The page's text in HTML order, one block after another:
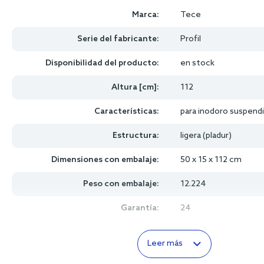
Marca: Tece
Serie del fabricante: Profil
Disponibilidad del producto: en stock
Altura [cm]: 112
Características: para inodoro
Estructura: ligera (pladur)
Dimensiones con embalaje: 50 x 15 x 112 cm
Peso con embalaje: 12.224
Garantía: 24
Leer más